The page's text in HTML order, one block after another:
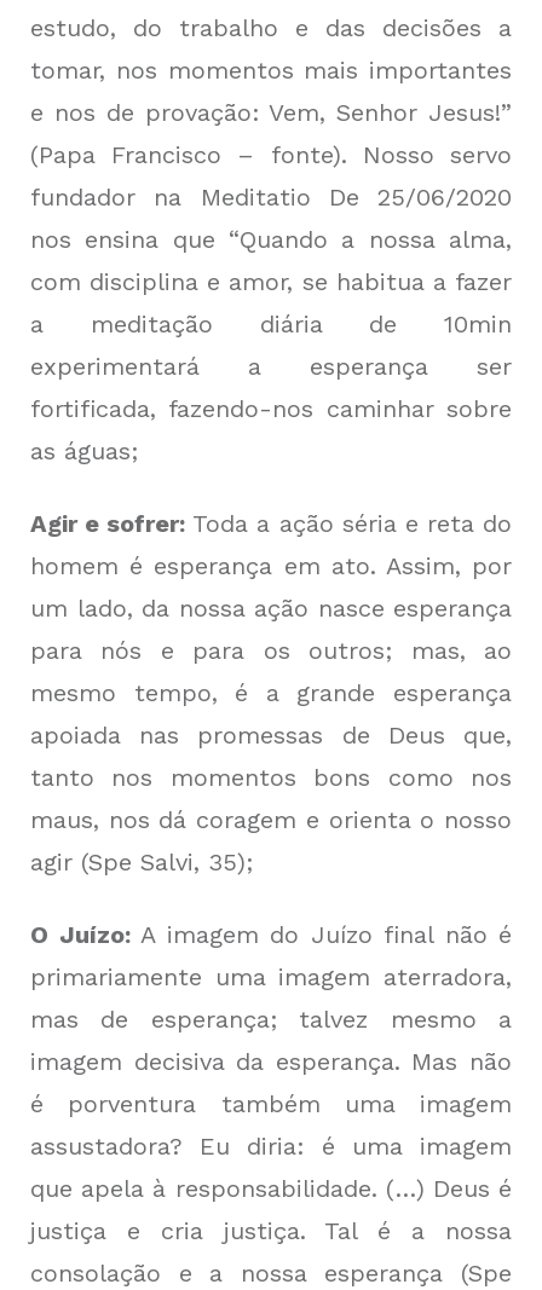
estudo, do trabalho e das decisões a
tomar, nos momentos mais importantes
e nos de provação: Vem, Senhor Jesus!”
(Papa Francisco – fonte). Nosso servo
fundador na Meditatio De 25/06/2020
nos ensina que “Quando a nossa alma,
com disciplina e amor, se habitua a fazer
a meditação diária de 10min
experimentará a esperança ser
fortificada, fazendo-nos caminhar sobre
as águas;
Agir e sofrer: Toda a ação séria e reta do
homem é esperança em ato. Assim, por
um lado, da nossa ação nasce esperança
para nós e para os outros; mas, ao
mesmo tempo, é a grande esperança
apoiada nas promessas de Deus que,
tanto nos momentos bons como nos
maus, nos dá coragem e orienta o nosso
agir (Spe Salvi, 35);
O Juízo:A imagem do Juízo final não é
primariamente uma imagem aterradora,
mas de esperança; talvez mesmo a
imagem decisiva da esperança. Mas não
é porventura também uma imagem
assustadora? Eu diria: é uma imagem
que apela à responsabilidade. (…) Deus é
justiça e cria justiça. Tal é a nossa
consolação e a nossa esperança (Spe